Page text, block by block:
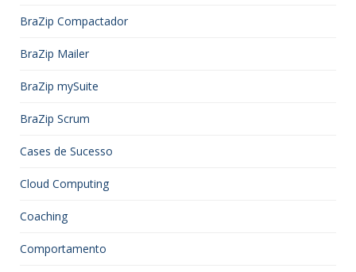
BraZip Compactador
BraZip Mailer
BraZip mySuite
BraZip Scrum
Cases de Sucesso
Cloud Computing
Coaching
Comportamento